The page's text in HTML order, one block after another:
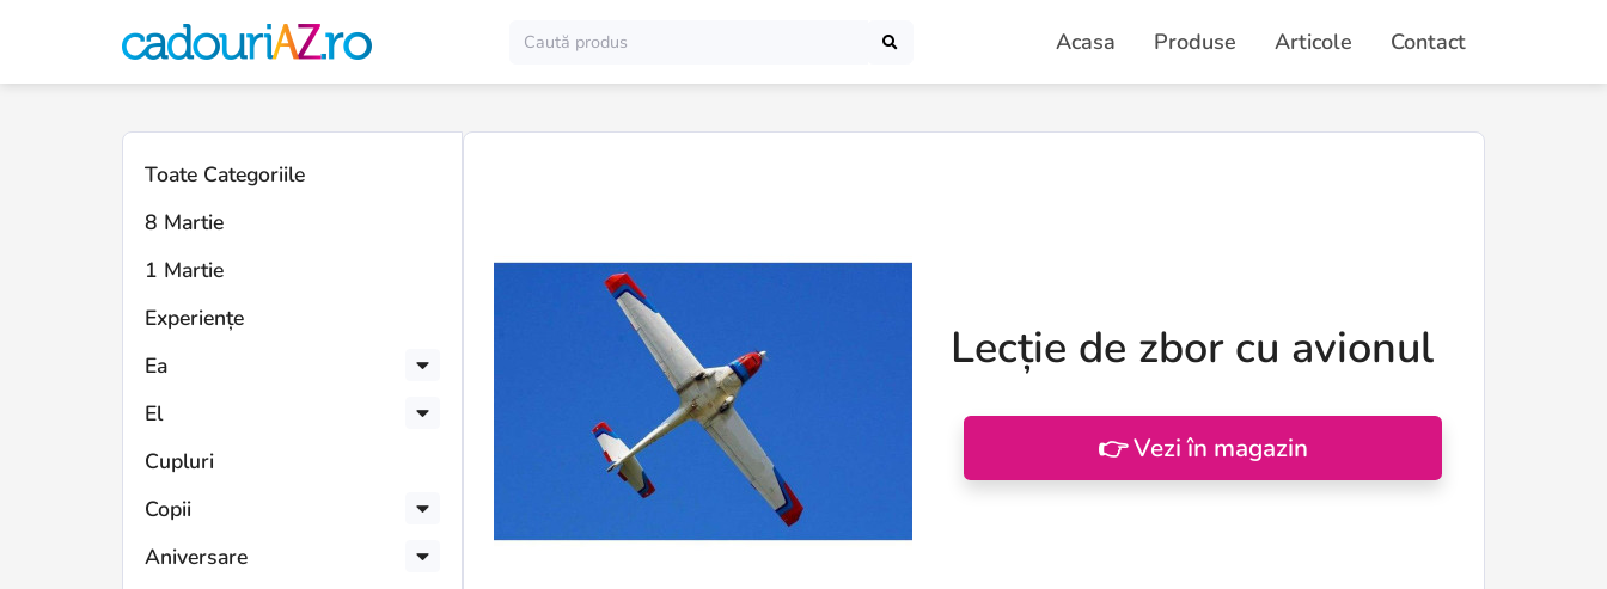
Acasa Produse Articole Contact
Toate Categoriile
8 Martie
1 Martie
Experiențe
Ea
El
Cupluri
Copii
Aniversare
Lecție de zbor cu avionul
👉 Vezi în magazin